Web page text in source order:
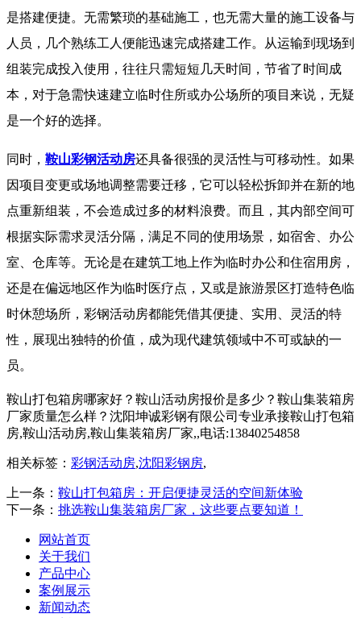
是搭建便捷。无需繁琐的基础施工，也无需大量的施工设备与
人员，几个熟练工人便能迅速完成搭建工作。从运输到现场到
组装完成投入使用，往往只需短短几天时间，节省了时间成
本，对于急需快速建立临时住所或办公场所的项目来说，无疑
是一个好的选择。
同时， 鞍山彩钢活动房还具备很强的灵活性与可移动性。如果
因项目变更或场地调整需要迁移，它可以轻松拆卸并在新的地
点重新组装，不会造成过多的材料浪费。而且，其内部空间可
根据实际需求灵活分隔，满足不同的使用场景，如宿舍、办公
室、仓库等。无论是在建筑工地上作为临时办公和住宿用房，
还是在偏远地区作为临时医疗点，又或是旅游景区打造特色临
时休憩场所，彩钢活动房都能凭借其便捷、实用、灵活的特
性，展现出独特的价值，成为现代建筑领域中不可或缺的一
员。
鞍山打包箱房哪家好？鞍山活动房报价是多少？鞍山集装箱房
厂家质量怎么样？沈阳坤诚彩钢有限公司专业承接鞍山打包箱
房,鞍山活动房,鞍山集装箱房厂家,,电话:13840254858
相关标签： 彩钢活动房,沈阳彩钢房,
上一条： 鞍山打包箱房：开启便捷灵活的空间新体验
下一条： 挑选鞍山集装箱房厂家，这些要点要知道！
网站首页
关于我们
产品中心
案例展示
新闻动态